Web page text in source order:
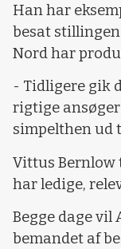
Han har
besat
Nord har
- Tidligere gik
rigtige
simpelthen ud
Vittus Bernlow
har ledige,
Begge dage
bemandet af